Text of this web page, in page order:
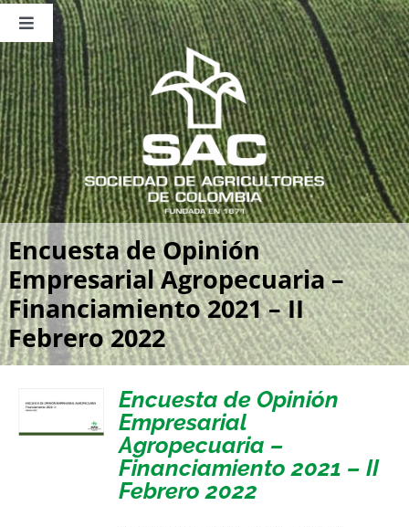
Saltar
contenido
Toggle
Navigation
Nosotros
Publicaciones
Sala de Prensa
Eventos
Encuesta de Opinión
Empresarial Agropecuaria –
Financiamiento 2021 – II
Febrero 2022
Encuesta de Opinión
Empresarial
Agropecuaria –
Financiamiento 2021 – II
Febrero 2022